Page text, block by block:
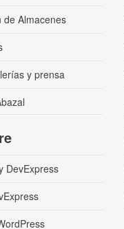
de Almacenes
y prensa
DevExpress